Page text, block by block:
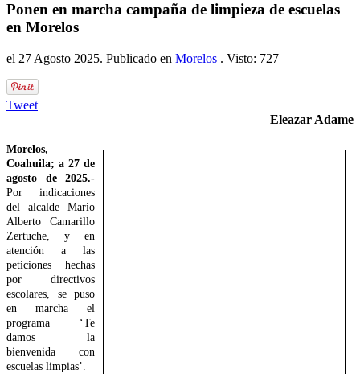
Ponen en marcha campaña de limpieza de escuelas
en Morelos
el 27 Agosto 2025. Publicado en Morelos . Visto: 727
Tweet
Eleazar Adame
Morelos,
Coahuila; a 27 de
agosto de 2025.-
Por indicaciones
del alcalde Mario
Alberto Camarillo
Zertuche, y en
atención a las
peticiones hechas
por directivos
escolares, se puso
en marcha el
programa ‘Te
damos la
bienvenida con
escuelas limpias’.